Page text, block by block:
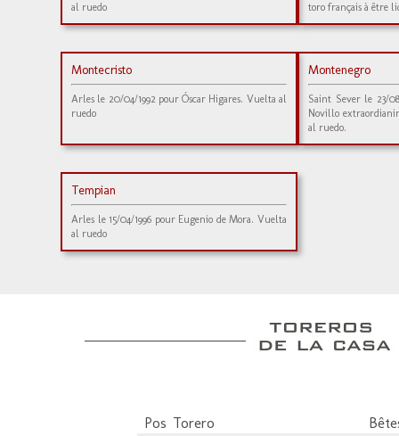
al ruedo
toro français à être
Montecristo
Arles le 20/04/1992 pour Óscar Higares. Vuelta al
ruedo
Montenegro
Saint Sever le 23/
Novillo
al ruedo.
Tempian
Arles le 15/04/1996 pour Eugenio de Mora. Vuelta
al ruedo
Pos Torero